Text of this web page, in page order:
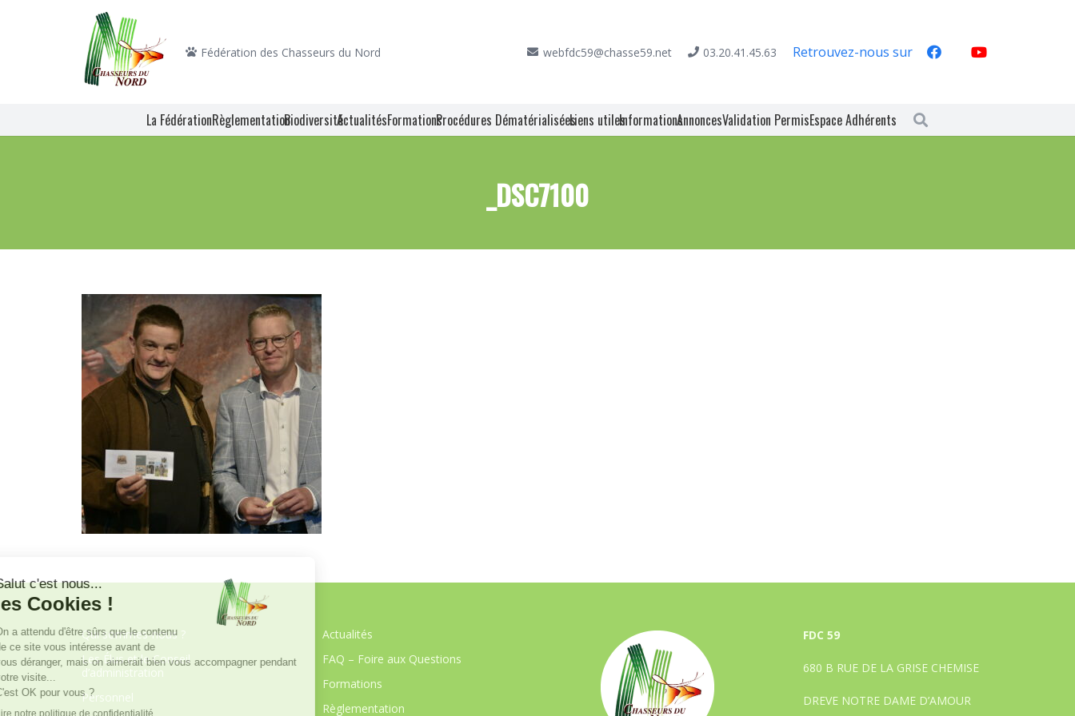
Fédération des Chasseurs du Nord webfdc59@chasse59.net 03.20.41.45.63 Retrouvez-nous sur
La FédérationRèglementationBiodiversitéActualitésFormationsProcédures DématérialiséesLiens utilesInformationsAnnoncesValidation PermisEspace Adhérents
_DSC7100
Qui sommes-nous ?
Les Élus et le Conseil
d’administration
Personnel
Actualités
FAQ – Foire aux Questions
Formations
Règlementation
FDC 59
680 B RUE DE LA GRISE CHEMISE
DREVE NOTRE DAME D’AMOUR